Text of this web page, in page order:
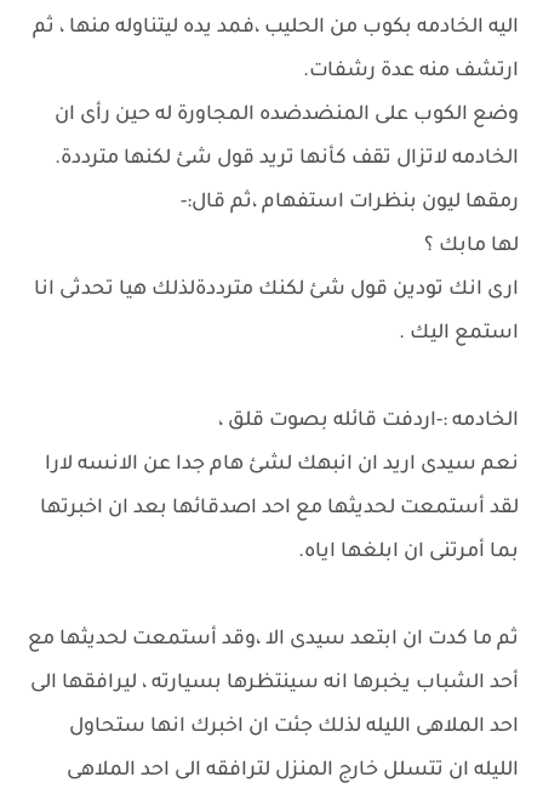
اليه الخادمه بكوب من الحليب ،فمد يده ليتناوله منها ، ثم
ارتشف منه عدة رشفات.
وضع الكوب على المنضدضده المجاورة له حين رأى ان
الخادمه لاتزال تقف كأنها تريد قول شئ لكنها مترددة.
رمقها ليون بنظرات استفهام ،ثم قال:-
لها مابك ؟
ارى انك تودين قول شئ لكنك مترددةلذلك هيا تحدثى انا
استمع اليك .
الخادمه :-اردفت قائله بصوت قلق ،
نعم سيدى اريد ان انبهك لشئ هام جدا عن الانسه لارا
لقد أستمعت لحديثها مع احد اصدقائها بعد ان اخبرتها
بما أمرتنى ان ابلغها اياه.
ثم ما كدت ان ابتعد سيدى الا ،وقد أستمعت لحديثها مع
أحد الشباب يخبرها انه سينتظرها بسيارته ، ليرافقها الى
احد الملاهى الليله لذلك جئت ان اخبرك انها ستحاول
الليله ان تتسلل خارج المنزل لترافقه الى احد الملاهى